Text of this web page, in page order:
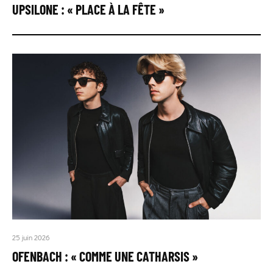
UPSILONE : « PLACE À LA FÊTE »
25 juin 2026
OFENBACH : « COMME UNE CATHARSIS »